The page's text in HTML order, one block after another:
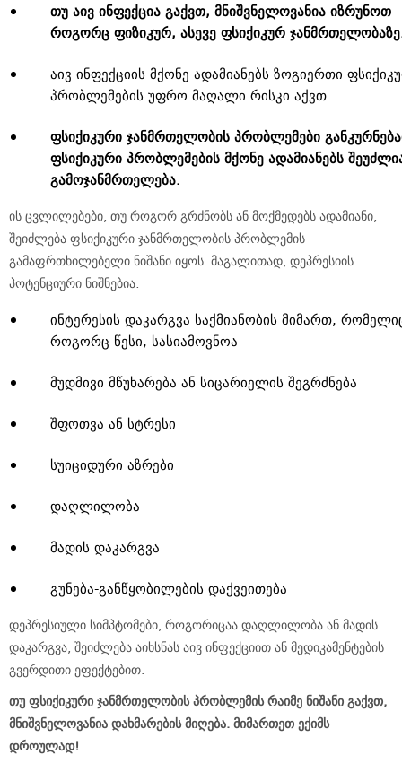
თუ აივ ინფექცია გაქვთ, მნიშვნელოვანია იზრუნოთ
როგორც ფიზიკურ, ასევე ფსიქიკურ
აივ ინფექციის მქონე ადამიანებს ზოგიერთი
პრობლემების უფრო მაღალი რისკი აქვთ.
ფსიქიკური ჯანმრთელობის პრობლემები
ფსიქიკური პრობლემების მქონე ადამიანებს
გამოჯანმრთელება.
ის ცვლილებები, თუ როგორ გრძნობს ან მოქმედებს ადამიანი,
შეიძლება ფსიქიკური ჯანმრთელობის პრობლემის
გამაფრთხილებელი ნიშანი იყოს. მაგალითად, დეპრესიის
პოტენციური ნიშნებია:
ინტერესის დაკარგვა საქმიანობის მიმართ,
როგორც წესი, სასიამოვნოა
მუდმივი მწუხარება ან სიცარიელის შეგრძნება
შფოთვა ან სტრესი
სუიციდური აზრები
დაღლილობა
მადის დაკარგვა
გუნება-განწყობილების დაქვეითება
დეპრესიული სიმპტომები, როგორიცაა დაღლილობა ან მადის
დაკარგვა, შეიძლება აიხსნას აივ ინფექციით ან მედიკამენტების
გვერდითი ეფექტებით.
თუ ფსიქიკური ჯანმრთელობის პრობლემის რაიმე ნიშანი გაქვთ,
მნიშვნელოვანია დახმარების მიღება.მიმართეთ ექიმს
დროულად!